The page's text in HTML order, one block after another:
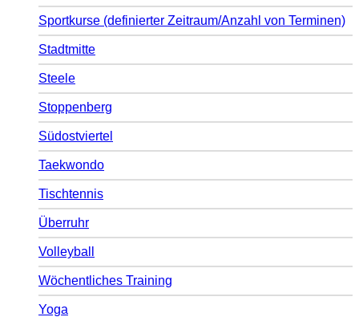
Sportkurse (definierter Zeitraum/Anzahl von Terminen)
Stadtmitte
Steele
Stoppenberg
Südostviertel
Taekwondo
Tischtennis
Überruhr
Volleyball
Wöchentliches Training
Yoga